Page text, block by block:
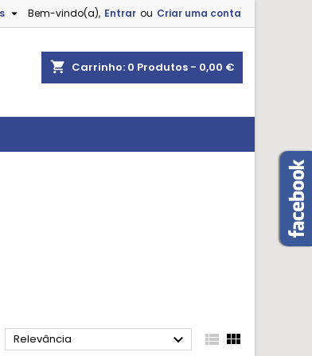
Bem-vindo(a), Entrar ou Criar uma conta

shopping_cart Carrinho: 0 Produtos - 0,00 €
Relevância   